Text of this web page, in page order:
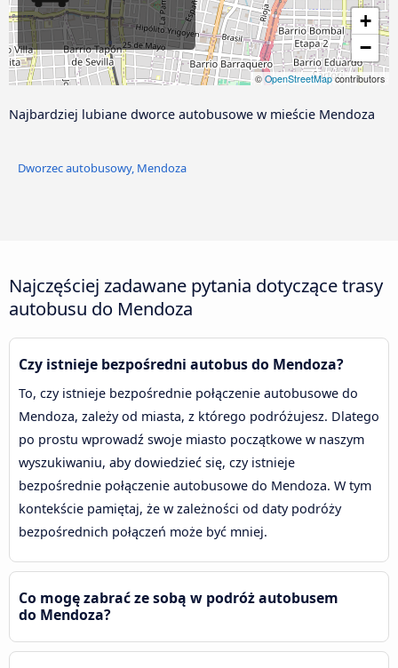
+
−
© OpenStreetMapcontributors
Najbardziej lubiane dworce autobusowe w mieście Mendoza
Dworzec autobusowy, Mendoza
Najczęściej zadawane pytania dotyczące trasy
autobusu do Mendoza
Czy istnieje bezpośredni autobus do Mendoza?
To, czy istnieje bezpośrednie połączenie autobusowe do
Mendoza, zależy od miasta, z którego podróżujesz. Dlatego
po prostu wprowadź swoje miasto początkowe w naszym
wyszukiwaniu, aby dowiedzieć się, czy istnieje
bezpośrednie połączenie autobusowe do Mendoza. W tym
kontekście pamiętaj, że w zależności od daty podróży
bezpośrednich połączeń może być mniej.
Co mogę zabrać ze sobą w podróż autobusem
do Mendoza?